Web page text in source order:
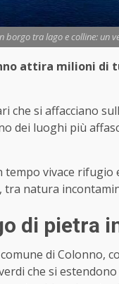
borgo tra lago e colline: un
attira milioni di
che si affacciano
dei luoghi più
tempo vivace
tra natura
di pietra
di Colonno,
che si